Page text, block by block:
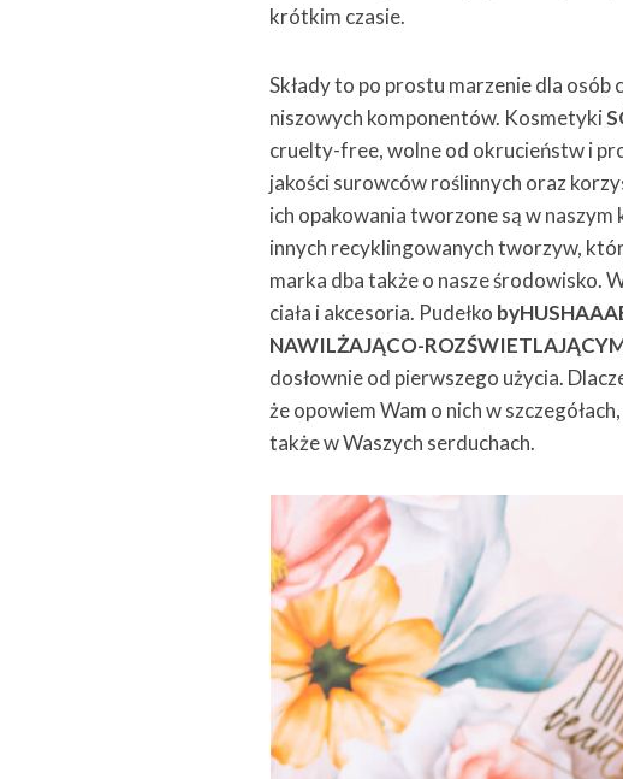
krótkim czasie.
Składy to po prostu marzenie dla osób
niszowych komponentów. Kosmetyki
cruelty-free, wolne od okrucieństw i
jakości surowców roślinnych oraz
ich opakowania tworzone są w naszym
innych recyklingowanych tworzyw,
marka dba także o nasze środowisko.
ciała i akcesoria. Pudełko
NAWILŻAJĄCO-
dosłownie od pierwszego użycia.
że opowiem Wam o nich w
także w Waszych serduchach.